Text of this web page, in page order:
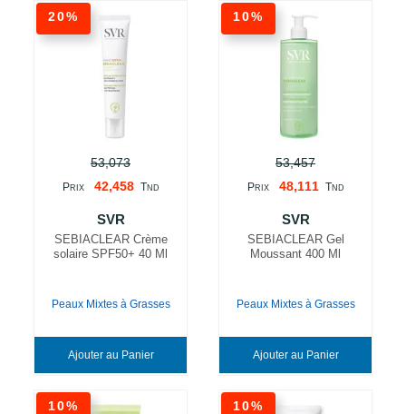
20%
53,073
PRIX 42,458 TND
SVR
SEBIACLEAR Crème
solaire SPF50+ 40 Ml
Peaux Mixtes à Grasses
Ajouter au Panier
10%
53,457
PRIX 48,111 TND
SVR
SEBIACLEAR Gel
Moussant 400 Ml
Peaux Mixtes à Grasses
Ajouter au Panier
10% 10%